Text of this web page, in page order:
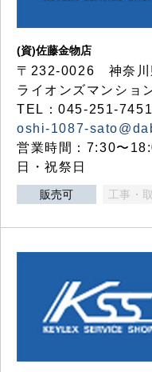
(資)佐藤金物店
〒232-0026 神奈
ライオンズマンシ
TEL：045-251-
oshi-1087-
営業時間：7:30〜
日・祝祭日
販売可 工事・